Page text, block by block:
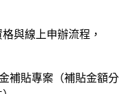
與線上申辦流程，
補貼專案（補貼金額分